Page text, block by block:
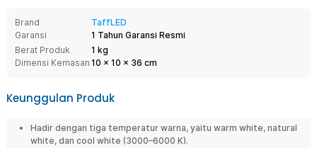
Brand
TaffLED
Garansi
1 Tahun Garansi Resmi
Berat Produk
1 kg
Dimensi Kemasan 10 x 10 x 36 cm
Keunggulan Produk
Hadir dengan tiga temperatur warna, yaitu warm white, natural
white, dan cool white (3000–6000 K).